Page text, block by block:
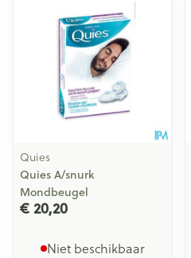
Quies
Quies A/snurk
Mondbeugel
€ 20,20
Niet beschikbaar